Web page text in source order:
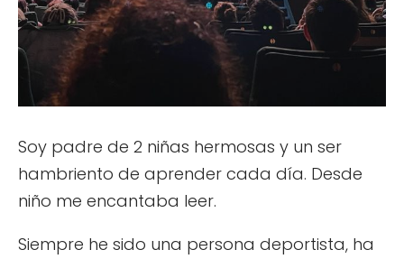
Soy padre de 2 niñas hermosas y un ser
hambriento de aprender cada día. Desde
niño me encantaba leer.
Siempre he sido una persona deportista, ha